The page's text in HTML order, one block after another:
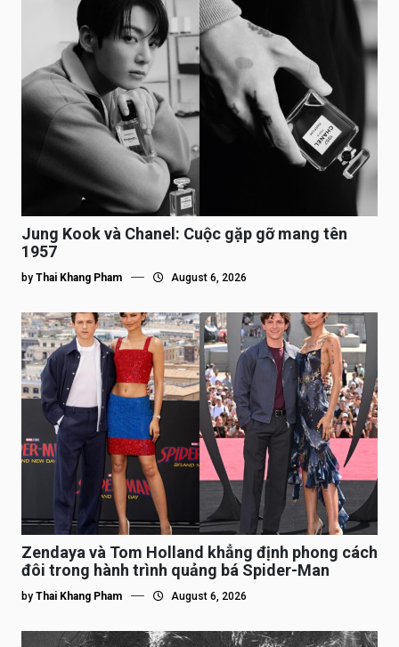
Jung Kook và Chanel: Cuộc gặp gỡ mang tên
1957
by Thai Khang Pham August 6, 2026
Zendaya và Tom Holland khẳng định phong cách
đôi trong hành trình quảng bá Spider-Man
by Thai Khang Pham August 6, 2026